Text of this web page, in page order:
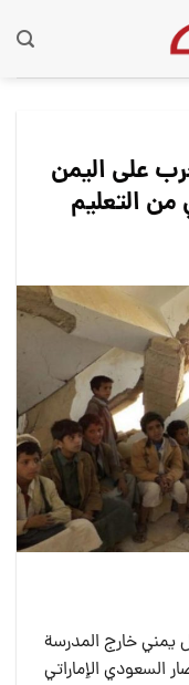
على اليمن
التعليم
يمني خارج المدرسة
السعودي الإماراتي